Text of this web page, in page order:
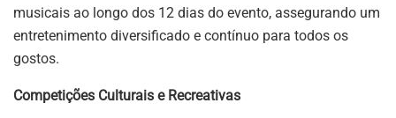
musicais ao longo dos 12 dias do evento, assegurando um
entretenimento diversificado e contínuo para todos os
gostos.
Competições Culturais e Recreativas